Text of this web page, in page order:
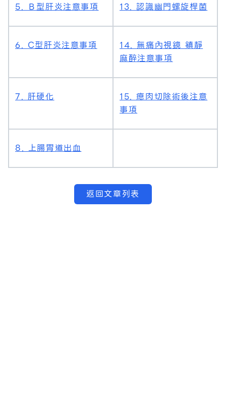
5. Ｂ型肝炎注意事項 13. 認識幽門螺旋桿菌
6. C型肝炎注意事項
14. 無痛內視鏡 鎮靜
麻醉注意事項
7. 肝硬化
15. 瘜肉切除術後注意
事項
8. 上腸胃道出血
返回文章列表